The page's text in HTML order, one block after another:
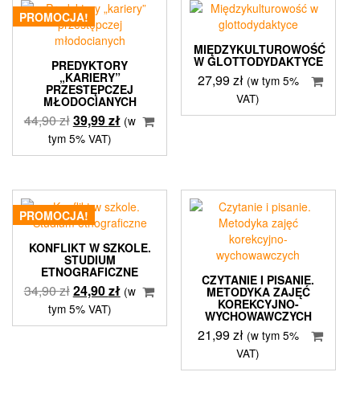
PROMOCJA!
PREDYKTORY
„KARIERY”
PRZESTĘPCZEJ
MŁODOCIANYCH
44,90złPierwotna
cena
wynosiła:
39,99złAktualna
wynosi:
(w
tym 5% VAT)
MIĘDZYKULTUROWOŚĆ
W GLOTTODYDAKTYCE
27,99zł (w tym 5%
VAT)
PROMOCJA!
KONFLIKT W SZKOLE.
STUDIUM
ETNOGRAFICZNE
34,90złPierwotna
cena
wynosiła:
24,90złAktualna
wynosi:
(w
tym 5% VAT)
CZYTANIE I PISANIE.
METODYKA ZAJĘĆ
KOREKCYJNO-
WYCHOWAWCZYCH
21,99zł (w tym 5%
VAT)